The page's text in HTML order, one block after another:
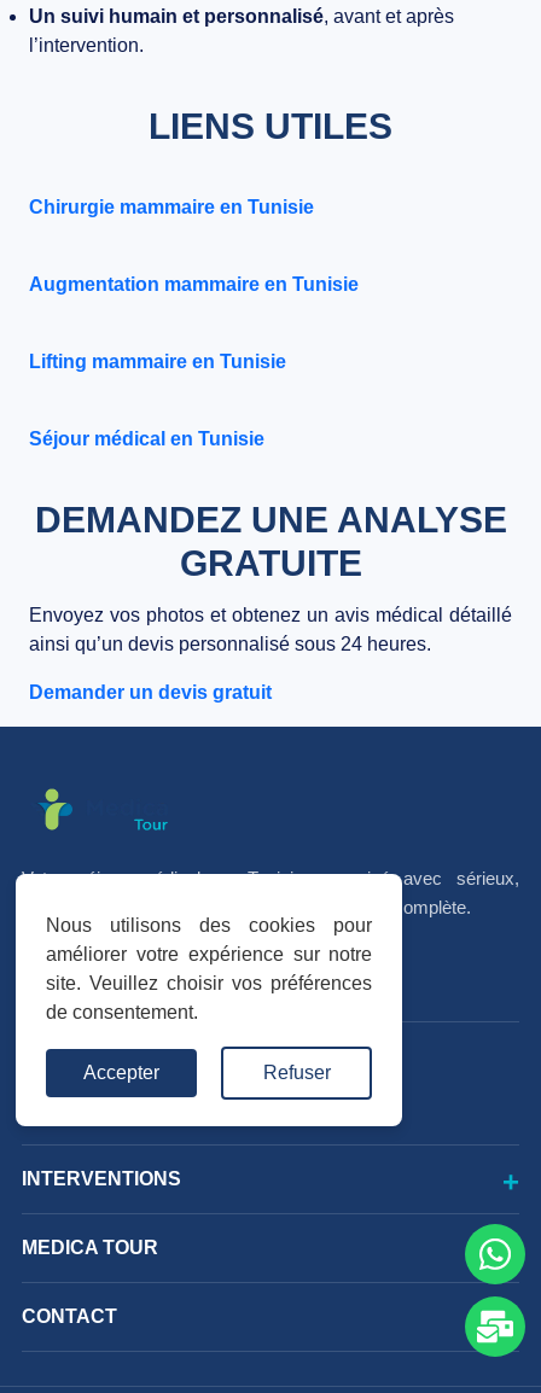
Un suivi humain et personnalisé, avant et après
l’intervention.
LIENS UTILES
Chirurgie mammaire en Tunisie
Augmentation mammaire en Tunisie
Lifting mammaire en Tunisie
Séjour médical en Tunisie
DEMANDEZ UNE ANALYSE
GRATUITE
Envoyez vos photos et obtenez un avis médical détaillé
ainsi qu’un devis personnalisé sous 24 heures.
Demander un devis gratuit
Votre séjour médical en Tunisie, organisé avec sérieux,
accompagnement personnalisé et coordination complète.
Avis vérifiés
Trustpilot★★★★★
INTERVENTIONS
MEDICA TOUR
CONTACT
Nous utilisons des cookies pour
améliorer votre expérience sur notre
site. Veuillez choisir vos préférences
de consentement.
Accepter Refuser